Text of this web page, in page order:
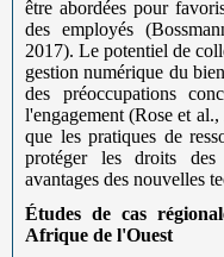
être abordées pour
des employés
2017). Le potentiel de
gestion numérique du
des préoccupations
l'engagement (Rose et
que les pratiques de
protéger les droits
avantages des nouvelles
Études de cas
Afrique de l'Ouest